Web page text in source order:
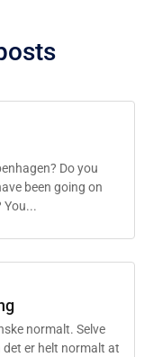
Do you
been going on
You...
normalt. Selve
er helt normalt at